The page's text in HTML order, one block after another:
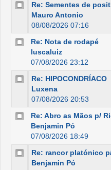
Re: Sementes de
Mauro Antonio
08/08/2026 07:16
Re: Nota de rodapé
luscaluiz
07/08/2026 23:12
Re: HIPOCONDRÍACO
Luxena
07/08/2026 20:53
Re: Abro as Mãos p/
Benjamin Pó
07/08/2026 18:49
Re: rancor platónico
Benjamin Pó